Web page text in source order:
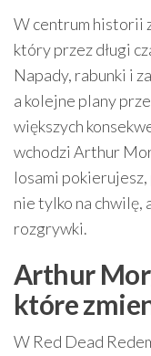
W centrum historii
który przez długi
Napady, rabunki i
a kolejne plany
większych
wchodzi Arthur
losami
nie tylko na chwilę,
rozgrywki.
Arthur
które
W Red Dead